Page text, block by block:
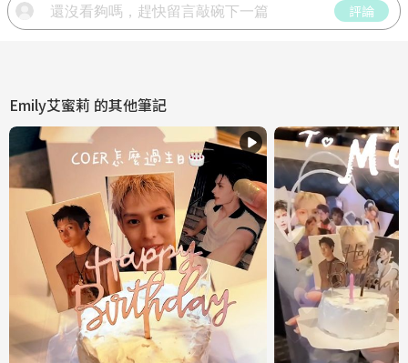
評論
Emily艾蜜莉 的其他筆記